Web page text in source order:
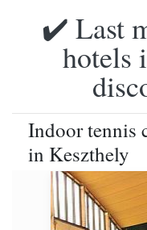
✔️ Last
hotels
Indoor tennis
in Keszthely